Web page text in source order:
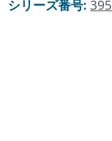
シリーズ番号: